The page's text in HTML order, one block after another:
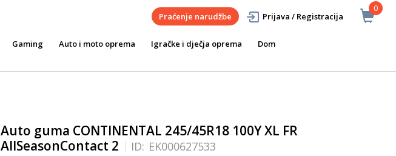
0
Praćenje narudžbe Prijava / Registracija
Gaming Auto i moto oprema Igračke i dječja oprema
Dom
Auto guma CONTINENTAL 245/45R18 100Y XL FR
AllSeasonContact 2
ID: EK000627533